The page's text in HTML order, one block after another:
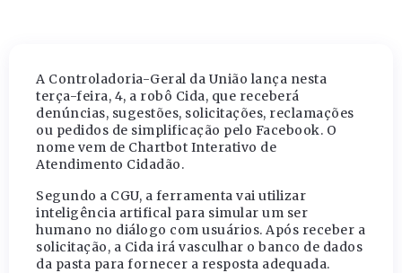
A Controladoria-Geral da União lança nesta
terça-feira, 4, a robô Cida, que receberá
denúncias, sugestões, solicitações, reclamações
ou pedidos de simplificação pelo Facebook. O
nome vem de Chartbot Interativo de
Atendimento Cidadão.
Segundo a CGU, a ferramenta vai utilizar
inteligência artifical para simular um ser
humano no diálogo com usuários. Após receber a
solicitação, a Cida irá vasculhar o banco de dados
da pasta para fornecer a resposta adequada.